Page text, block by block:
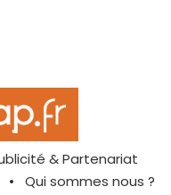
& Partenariat
Qui sommes nous ?